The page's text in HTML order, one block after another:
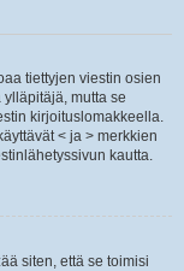
tiettyjen viestin osien
mutta se
kirjoituslomakkeella.
< ja > merkkien
kautta.
siten, että se toimisi